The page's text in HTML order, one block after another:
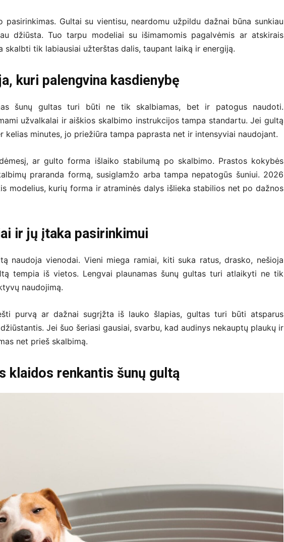
pasirinkimas. Gultai su vientisu, neardomu užpildu dažnai būna sunkiau
džiūsta. Tuo tarpu modeliai su išimamomis pagalvėmis ar atskirais
skalbti tik labiausiai užterštas dalis, taupant laiką ir energiją.
kuri palengvina kasdienybę
šunų gultas turi būti ne tik skalbiamas, bet ir patogus naudoti.
užvalkalai ir aiškios skalbimo instrukcijos tampa standartu. Jei gultą
kelias minutes, jo priežiūra tampa paprasta net ir intensyviai naudojant.
ar gulto forma išlaiko stabilumą po skalbimo. Prastos kokybės
praranda formą, susiglamžo arba tampa nepatogūs šuniui. 2026
modelius, kurių forma ir atraminės dalys išlieka stabilios net po dažnos
ir jų įtaka pasirinkimui
naudoja vienodai. Vieni miega ramiai, kiti suka ratus, drasko, nešioja
tempia iš vietos. Lengvai plaunamas šunų gultas turi atlaikyti ne tik
naudojimą.
purvą ar dažnai sugrįžta iš lauko šlapias, gultas turi būti atsparus
Jei šuo šeriasi gausiai, svarbu, kad audinys nekauptų plaukų ir
net prieš skalbimą.
klaidos renkantis šunų gultą